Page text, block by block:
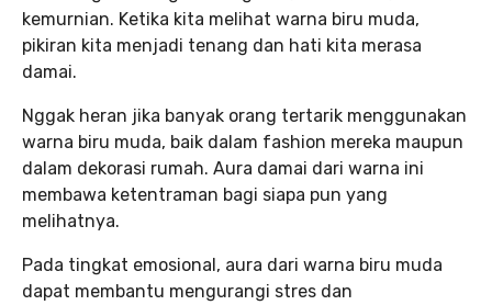
kemurnian. Ketika kita melihat warna biru muda,
pikiran kita menjadi tenang dan hati kita merasa
damai.
Nggak heran jika banyak orang tertarik menggunakan
warna biru muda, baik dalam fashion mereka maupun
dalam dekorasi rumah. Aura damai dari warna ini
membawa ketentraman bagi siapa pun yang
melihatnya.
Pada tingkat emosional, aura dari warna biru muda
dapat membantu mengurangi stres dan